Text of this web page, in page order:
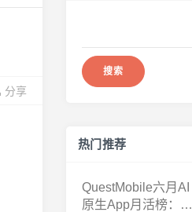
分享
热门推荐
QuestMobile六月AI
原生App月活榜：豆